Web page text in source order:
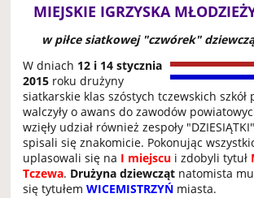
MIEJSKIE IGRZYSKA
w piłce siatkowej "czwórek"
W dniach 12 i 14 stycznia
2015 roku drużyny
siatkarskie klas szóstych tczewskich szkół
walczyły o awans do zawodów
wzięły udział również zespoły
spisali się znakomicie. Pokonując
uplasowali się na I miejscu i zdobyli tytuł
Tczewa. Drużyna dziewcząt natomista
się tytułemWICEMISTRZYŃ miasta.